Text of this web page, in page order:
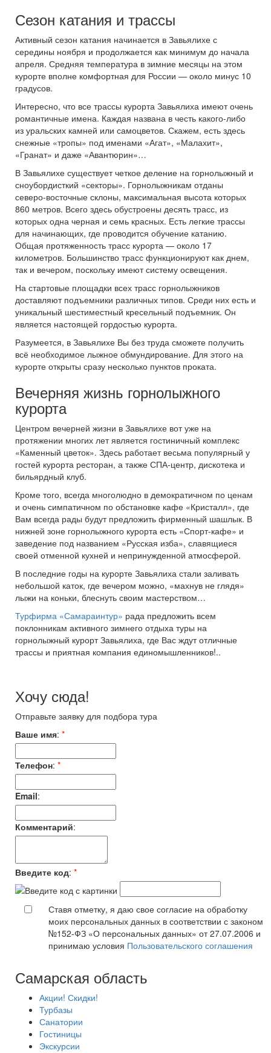
Сезон катания и трассы
Активный сезон катания начинается в Завьялихе с
середины ноября и продолжается как минимум до начала
апреля. Средняя температура в зимние месяцы на этом
курорте вполне комфортная для России — около минус 10
градусов.
Интересно, что все трассы курорта Завьялиха имеют очень
романтичные имена. Каждая названа в честь какого-либо
из уральских камней или самоцветов. Скажем, есть здесь
снежные «тропы» под именами «Агат», «Малахит»,
«Гранат» и даже «Авантюрин»…
В Завьялихе существует четкое деление на горнолыжный и
сноубордисткий «секторы». Горнолыжникам отданы
северо-восточные склоны, максимальная высота которых
860 метров. Всего здесь обустроены десять трасс, из
которых одна черная и семь красных. Есть легкие трассы
для начинающих, где проводится обучение катанию.
Общая протяженность трасс курорта — около 17
километров. Большинство трасс функционируют как днем,
так и вечером, поскольку имеют систему освещения.
На стартовые площадки всех трасс горнолыжников
доставляют подъемники различных типов. Среди них есть и
уникальный шестиместный кресельный подъемник. Он
является настоящей гордостью курорта.
Разумеется, в Завьялихе Вы без труда сможете получить
всё необходимое лыжное обмундирование. Для этого на
курорте открыты сразу несколько пунктов проката.
Вечерняя жизнь горнолыжного
курорта
Центром вечерней жизни в Завьялихе вот уже на
протяжении многих лет является гостиничный комплекс
«Каменный цветок». Здесь работает весьма популярный у
гостей курорта ресторан, а также СПА-центр, дискотека и
бильярдный клуб.
Кроме того, всегда многолюдно в демократичном по ценам
и очень симпатичном по обстановке кафе «Кристалл», где
Вам всегда рады будут предложить фирменный шашлык. В
нижней зоне горнолыжного курорта есть «Спорт-кафе» и
заведение под названием «Русская изба», славящиеся
своей отменной кухней и непринужденной атмосферой.
В последние годы на курорте Завьялиха стали заливать
небольшой каток, где вечером можно, «махнув не глядя»
лыжи на коньки, блеснуть своим мастерством…
Турфирма «Самараинтур» рада предложить всем
поклонникам активного зимнего отдыха туры на
горнолыжный курорт Завьялиха, где Вас ждут отличные
трассы и приятная компания единомышленников!..
Хочу сюда!
Отправьте заявку для подбора тура
Ваше имя: *
Телефон: *
Email:
Комментарий:
Введите код: *
Ставя отметку, я даю свое согласие на обработку
моих персональных данных в соответствии с законом
№152-ФЗ «О персональных данных» от 27.07.2006 и
принимаю условия Пользовательского соглашения
Самарская область
Акции! Скидки!
Турбазы
Санатории
Гостиницы
Экскурсии